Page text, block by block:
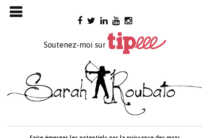
Skip
to
Soutenez-moi sur
